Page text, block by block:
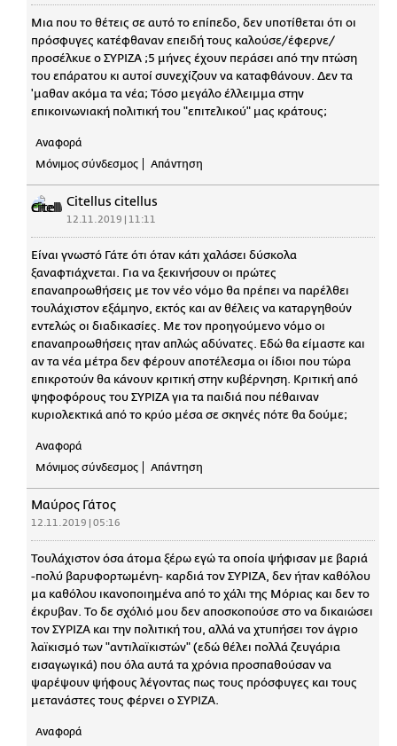
Μια που το θέτεις σε αυτό το επίπεδο, δεν υποτίθεται ότι οι
πρόσφυγες κατέφθαναν επειδή τους καλούσε/έφερνε/
προσέλκυε ο ΣΥΡΙΖΑ ;5 μήνες έχουν περάσει από την πτώση
του επάρατου κι αυτοί συνεχίζουν να καταφθάνουν. Δεν τα
'μαθαν ακόμα τα νέα; Τόσο μεγάλο έλλειμμα στην
επικοινωνιακή πολιτική του "επιτελικού" μας κράτους;
Αναφορά
Μόνιμος σύνδεσμος
Απάντηση
Citellus citellus
12.11.2019 | 11:11
Είναι γνωστό Γάτε ότι όταν κάτι χαλάσει δύσκολα
ξαναφτιάχνεται. Για να ξεκινήσουν οι πρώτες
επαναπροωθήσεις με τον νέο νόμο θα πρέπει να παρέλθει
τουλάχιστον εξάμηνο, εκτός και αν θέλεις να καταργηθούν
εντελώς οι διαδικασίες. Με τον προηγούμενο νόμο οι
επαναπροωθήσεις ηταν απλώς αδύνατες. Εδώ θα είμαστε και
αν τα νέα μέτρα δεν φέρουν αποτέλεσμα οι ίδιοι που τώρα
επικροτούν θα κάνουν κριτική στην κυβέρνηση. Κριτική από
ψηφοφόρους του ΣΥΡΙΖΑ για τα παιδιά που πέθαιναν
κυριολεκτικά από το κρύο μέσα σε σκηνές πότε θα δούμε;
Αναφορά
Μόνιμος σύνδεσμος
Απάντηση
Μαύρος Γάτος
12.11.2019 | 05:16
Τουλάχιστον όσα άτομα ξέρω εγώ τα οποία ψήφισαν με βαριά
-πολύ βαρυφορτωμένη- καρδιά τον ΣΥΡΙΖΑ, δεν ήταν καθόλου
μα καθόλου ικανοποιημένα από το χάλι της Μόριας και δεν το
έκρυβαν. Το δε σχόλιό μου δεν αποσκοπούσε στο να δικαιώσει
τον ΣΥΡΙΖΑ και την πολιτική του, αλλά να χτυπήσει τον άγριο
λαϊκισμό των "αντιλαϊκιστών" (εδώ θέλει πολλά ζευγάρια
εισαγωγικά) που όλα αυτά τα χρόνια προσπαθούσαν να
ψαρέψουν ψήφους λέγοντας πως τους πρόσφυγες και τους
μετανάστες τους φέρνει ο ΣΥΡΙΖΑ.
Αναφορά